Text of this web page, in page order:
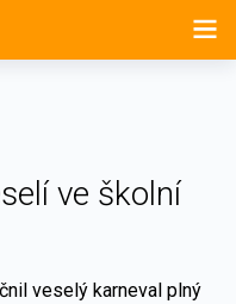
ve školní
veselý karneval plný